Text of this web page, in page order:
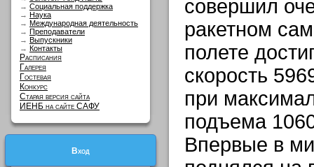
→ Социальная поддержка
→ Наука
→ Международная деятельность
→ Преподаватели
→ Выпускники
→ Контакты
Расписания
Галерея
Гостевая
Конкурс
Старая версия сайта
ИЕНБ на сайте САФУ
Вход
совершил
ракетном
полете
скорость
при
подъема
Впервые в